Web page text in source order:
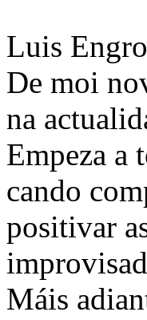
Luis
De moi
na
Empeza a
cando
positivar
Máis